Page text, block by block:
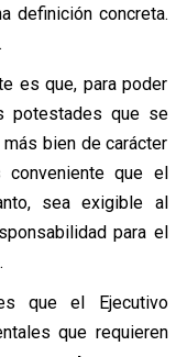
definición concreta.
es que, para poder
potestades que se
bien de carácter
que el
sea exigible al
para el
que el Ejecutivo
que requieren